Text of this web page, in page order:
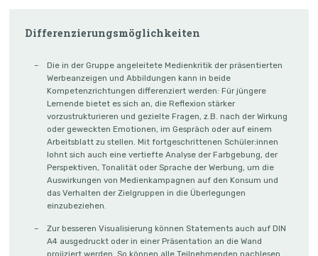
Differenzierungsmöglichkeiten
Die in der Gruppe angeleitete Medienkritik der präsentierten
Werbeanzeigen und Abbildungen kann in beide
Kompetenzrichtungen differenziert werden: Für jüngere
Lernende bietet es sich an, die Reflexion stärker
vorzustrukturieren und gezielte Fragen, z.B. nach der Wirkung
oder geweckten Emotionen, im Gespräch oder auf einem
Arbeitsblatt zu stellen. Mit fortgeschrittenen Schüler:innen
lohnt sich auch eine vertiefte Analyse der Farbgebung, der
Perspektiven, Tonalität oder Sprache der Werbung, um die
Auswirkungen von Medienkampagnen auf den Konsum und
das Verhalten der Zielgruppen in die Überlegungen
einzubeziehen.
Zur besseren Visualisierung können Statements auch auf DIN
A4 ausgedruckt oder in einer Präsentation an die Wand